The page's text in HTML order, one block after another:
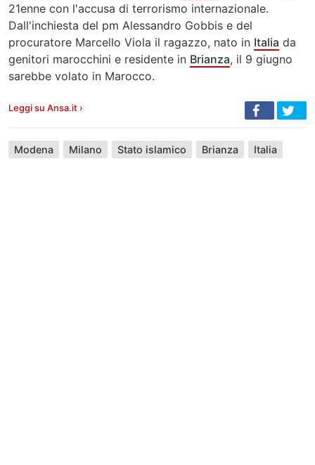
21enne con l'accusa di terrorismo internazionale.
Dall'inchiesta del pm Alessandro Gobbis e del
procuratore Marcello Viola il ragazzo, nato in Italia da
genitori marocchini e residente in Brianza, il 9 giugno
sarebbe volato in Marocco.
Leggi su Ansa.it ›
Modena Milano Stato islamico Brianza Italia